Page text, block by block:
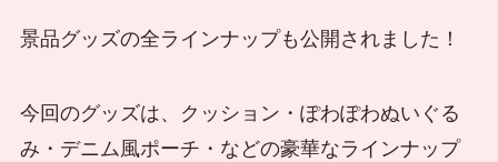
景品グッズの全ラインナップも公開されました！
今回のグッズは、クッション・ぽわぽわぬいぐる
み・デニム風ポーチ・などの豪華なラインナップ